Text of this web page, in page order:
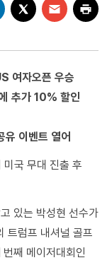
여자오픈 우승
추가 10% 할인
이벤트 열어
국 무대 진출 후
있는 박성현 선수가
트럼프 내셔널 골프
째 메이저대회인